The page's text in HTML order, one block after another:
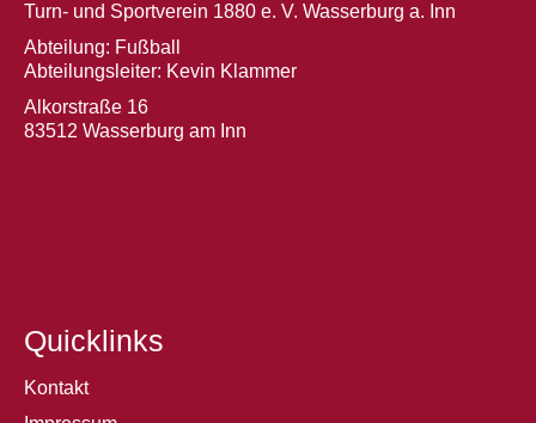
Turn- und Sportverein 1880 e. V. Wasserburg a. Inn
Abteilung: Fußball
Abteilungsleiter: Kevin Klammer
Alkorstraße 16
83512 Wasserburg am Inn
Quicklinks
Kontakt